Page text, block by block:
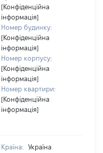
[Конфіденційна
інформація]
Номер будинку:
[Конфіденційна
інформація]
Номер корпусу:
[Конфіденційна
інформація]
Номер квартири:
[Конфіденційна
інформація]
Країна:
Україна